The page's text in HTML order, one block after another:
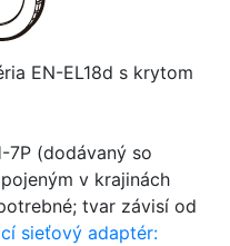
EN-EL18d s krytom
7P (dodávaný so
v krajinách
tvar závisí od
sieťový adaptér: